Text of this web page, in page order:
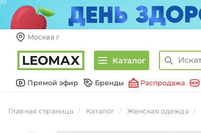
Москва г
Каталог
Прямой эфир Бренды Распродажа
Главная страница Каталог Женская одежда